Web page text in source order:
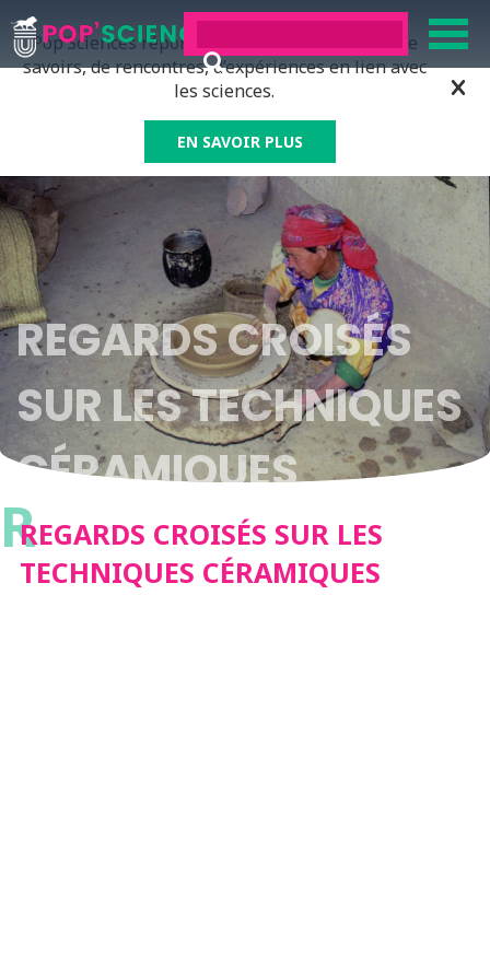
Pop’Sciences répond à tous ceux qui ont soif de
savoirs, de rencontres, d’expériences en lien avec
les sciences.
EN SAVOIR PLUS
REGARDS CROISÉS
SUR LES TECHNIQUES
CÉRAMIQUES
RREGARDS CROISÉS SUR LES
TECHNIQUES CÉRAMIQUES